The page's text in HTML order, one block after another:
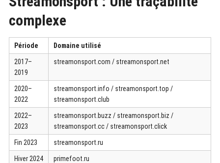
complexe
Période Domaine utilisé
2017–
2019
streamonsport.com / streamonsport.net
2020–
2022
streamonsport.info / streamonsport.top /
streamonsport.club
2022–
2023
streamonsport.buzz / streamonsport.biz /
streamonsport.cc / streamonsport.click
Fin 2023 streamonsport.ru
Hiver 2024 primefoot.ru